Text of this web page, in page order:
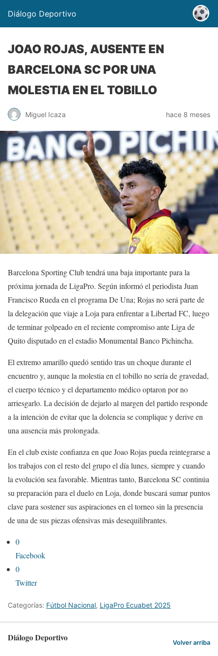
Diálogo Deportivo
JOAO ROJAS, AUSENTE EN
BARCELONA SC POR UNA
MOLESTIA EN EL TOBILLO
Miguel Icaza hace 8 meses
Barcelona Sporting Club tendrá una baja importante para la
próxima jornada de LigaPro. Según informó el periodista Juan
Francisco Rueda en el programa De Una; Rojas no será parte de
la delegación que viaje a Loja para enfrentar a Libertad FC, luego
de terminar golpeado en el reciente compromiso ante Liga de
Quito disputado en el estadio Monumental Banco Pichincha.
El extremo amarillo quedó sentido tras un choque durante el
encuentro y, aunque la molestia en el tobillo no sería de gravedad,
el cuerpo técnico y el departamento médico optaron por no
arriesgarlo. La decisión de dejarlo al margen del partido responde
a la intención de evitar que la dolencia se complique y derive en
una ausencia más prolongada.
En el club existe confianza en que Joao Rojas pueda reintegrarse a
los trabajos con el resto del grupo el día lunes, siempre y cuando
la evolución sea favorable. Mientras tanto, Barcelona SC continúa
su preparación para el duelo en Loja, donde buscará sumar puntos
clave para sostener sus aspiraciones en el torneo sin la presencia
de una de sus piezas ofensivas más desequilibrantes.
0
Facebook
0
Twitter
Categorías: Fútbol Nacional, LigaPro Ecuabet 2025
Diálogo Deportivo Volver arriba